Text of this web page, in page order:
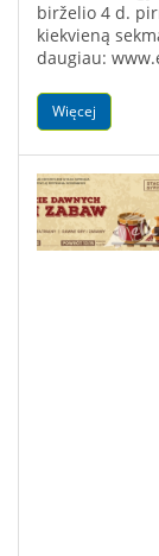
birželio 4 d.
kiekvieną
daugiau:
Więcej